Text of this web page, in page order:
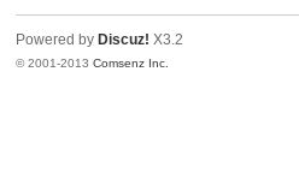
Powered by Discuz! X3.2
© 2001-2013Comsenz Inc.